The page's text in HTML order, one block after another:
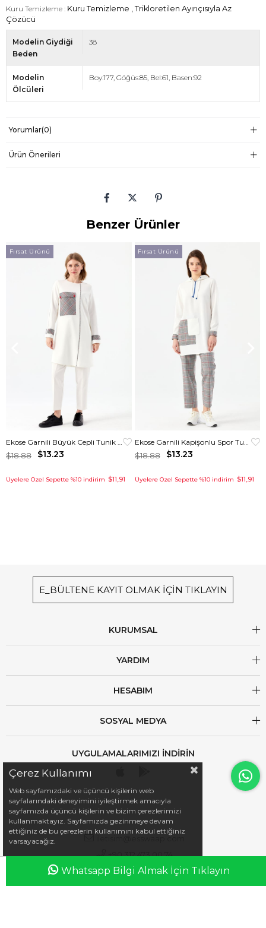
Kuru Temizleme : Kuru Temizleme , Trikloretilen Ayırıçısıyla Az
Çözücü
Modelin Giydiği
Beden
38
Modelin
Ölcüleri
Boy:177, Göğüs:85, Bel:61, Basen:92
Yorumlar(0)
Ürün Önerileri
Benzer Ürünler
$13.23
$18.88
Fırsat Ürünü
Üyelere Özel Sepette %10 indirim $11,91
$13.23
$18.88
Fırsat Ürünü
Üyelere Özel Sepette %10 indirim $11,91
E_BÜLTENE KAYIT OLMAK İÇİN TIKLAYIN
KURUMSAL
YARDIM
HESABIM
SOSYAL MEDYA
UYGULAMALARIMIZI İNDİRİN
iletisim@esswaap.com
+90 312 473 00 74
Whatsapp Bilgi Almak İçin Tıklayın
Çerez Kullanımı
Web sayfamızdaki ve üçüncü kişilerin web
sayfalarındaki deneyimini iyileştirmek amacıyla
sayfamızda üçüncü kişilerin ve bizim çerezlerimizi
kullanmaktayız. Sayfamızda gezinmeye devam
ettiğiniz de bu çerezlerin kullanımını kabul ettiğiniz
varsayacağız.
Anasayfa Favorilerim Sepetim Üye Girişi